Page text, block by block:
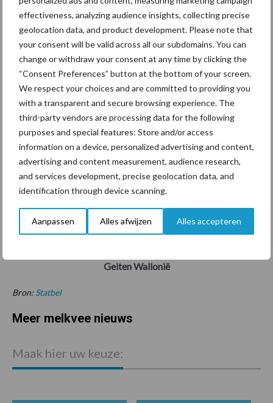
effectiveness, analyzing audience insights, collecting precise
geolocation data, and product development. Please note that
your consent will be valid across all our subdomains. You can
change or withdraw your consent at any time by clicking the
“Consent Preferences” button at the bottom of your screen.
We respect your choices and are committed to providing you
with a transparent and secure browsing experience. The
third-party vendors are processing data for the following
purposes and special features: Store and/or access
information on a device, personalized advertising and content,
advertising and content measurement, audience research,
and services development, precise geolocation data, and
identification through device scanning.
Aanpassen Alles afwijzen Alles accepteren
Aantal geiten in België in 2023
(aantal dieren)
Het aantal geiten was met 12,4% toegenomen en het aantal
bedrijven is gelijk gebleven ten opzichte van 2020. 80,8% van de
geiten bevond zich in Vlaanderen.
12.4%
16.9%
Geiten Vlaanderen
Geiten Wallonië
Bron: Statbel
Meer melkvee nieuws
Maak hier uw keuze: